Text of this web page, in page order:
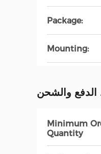
Package:
Mounting:
والشحن
Minimum
Quantity